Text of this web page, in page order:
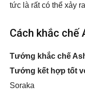
tức là rất có thể xảy
Cách khắc chế
Tướng khắc chế
Tướng kết hợp tốt
Soraka